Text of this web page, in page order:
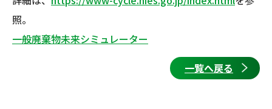
照。
一般廃棄物未来シミュレーター
一覧へ戻る